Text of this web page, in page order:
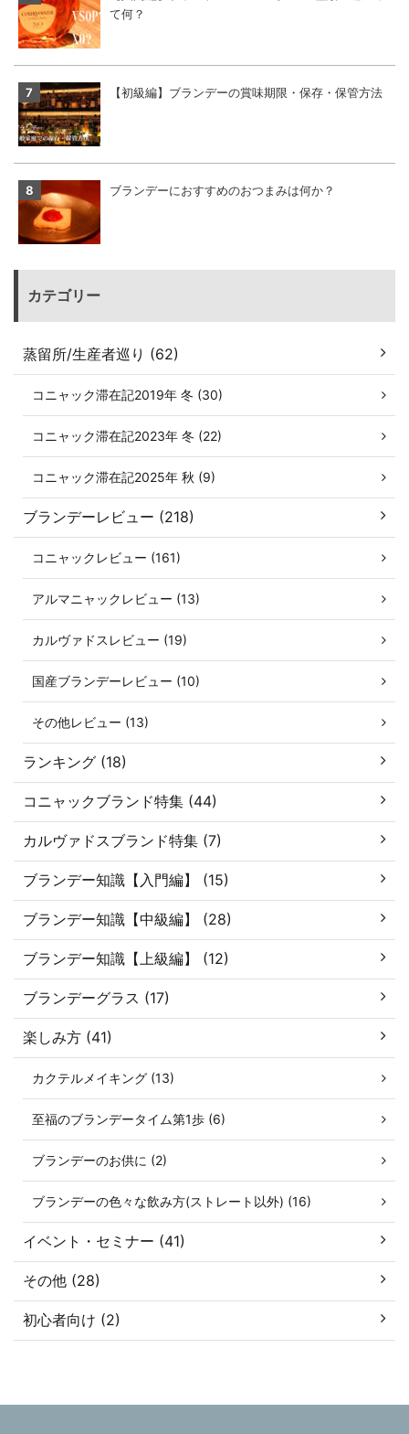
て何？
【初級編】ブランデーの賞味期限・保存・保管方法
ブランデーにおすすめのおつまみは何か？
カテゴリー
蒸留所/生産者巡り (62)
コニャック滞在記2019年 冬 (30)
コニャック滞在記2023年 冬 (22)
コニャック滞在記2025年 秋 (9)
ブランデーレビュー (218)
コニャックレビュー (161)
アルマニャックレビュー (13)
カルヴァドスレビュー (19)
国産ブランデーレビュー (10)
その他レビュー (13)
ランキング (18)
コニャックブランド特集 (44)
カルヴァドスブランド特集 (7)
ブランデー知識【入門編】 (15)
ブランデー知識【中級編】 (28)
ブランデー知識【上級編】 (12)
ブランデーグラス (17)
楽しみ方 (41)
カクテルメイキング (13)
至福のブランデータイム第1歩 (6)
ブランデーのお供に (2)
ブランデーの色々な飲み方(ストレート以外) (16)
イベント・セミナー (41)
その他 (28)
初心者向け (2)